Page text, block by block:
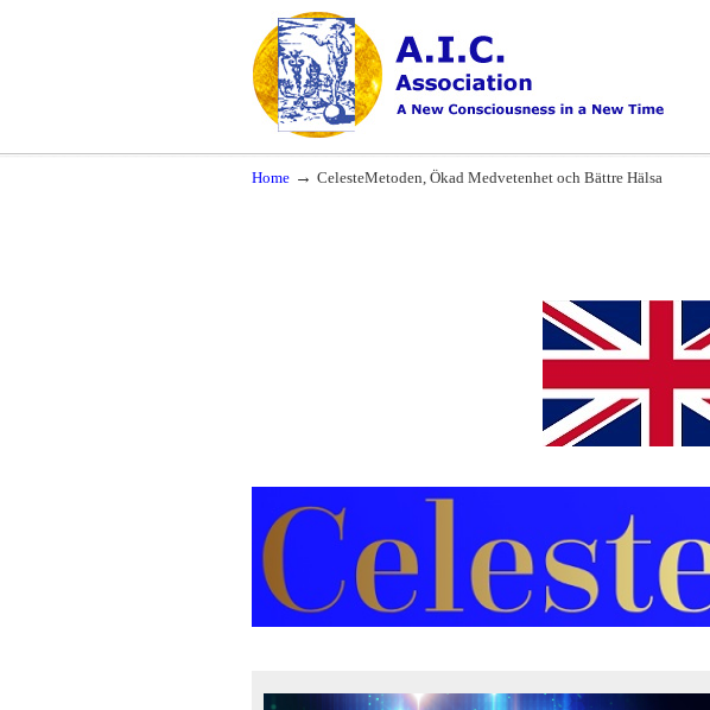
A New Consciousness in a New Time
Navigation
Home → CelesteMetoden, Ökad Medvetenhet och Bättre Hälsa